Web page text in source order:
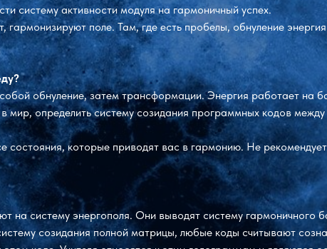
систему активности модуля на гармоничный успех.
гармонизируют поле. Там, где есть пробелы, обнуление
обнуление, затем трансформации. Энергия работает на
мир, определить систему созидания программных кодов
состояния, которые приводят вас в гармонию. Не
на систему энергополя. Они выводят систему
созидания полной матрицы, любые коды считывают